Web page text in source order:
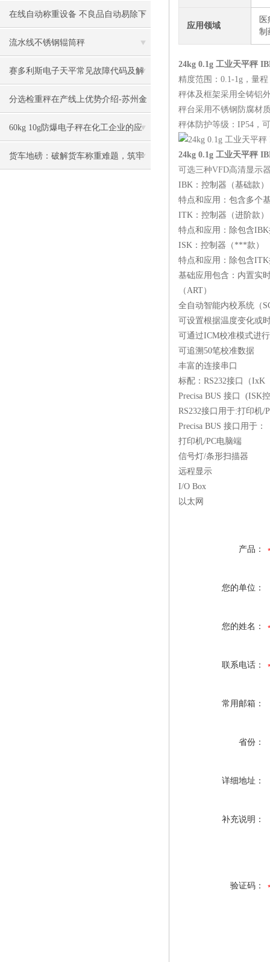
用
在线自动称重设备 不良品自动易除下
来或报警提示
流水线不锈钢辊筒秤
赛多利斯电子天平常见故障代码及解
决方法（一）
分选检重秤在产线上优势介绍-苏州金
钻检重秤厂家
60kg 10g防爆电子秤在化工企业的应
用-苏州金钻
货车地磅：破解货车称重难题，筑牢
应用领域
制
24kg 0.1g 工业天平秤
精度范围：0.1-1g，量程
秤体及框架采用全铸铝
秤台采用不锈钢防腐材
秤体防护等级：IP54，
24kg 0.1g 工业天平秤
可选三种VFD高清显示
IBK：控制器（基础款）
特点和应用：包含多个
ITK：控制器（进阶款）
特点和应用：除包含
ISK：控制器（***款）
特点和应用：除包含ITK
基础应用包含：内置实
（ART）
全自动智能内校系统（
可设置根据温度变化或
可通过ICM校准模式进
可追溯50笔校准数据
丰富的连接串口
标配：RS232接口（IxK
Precisa BUS 接口 (ISK
RS232接口用于:打印机/
Precisa BUS 接口用于：
打印机/PC电脑端
信号灯/条形扫描器
远程显示
I/O Box
以太网
产品：
您的单位：
您的姓名：
联系电话：
常用邮箱：
省份：
详细地址：
补充说明：
验证码：